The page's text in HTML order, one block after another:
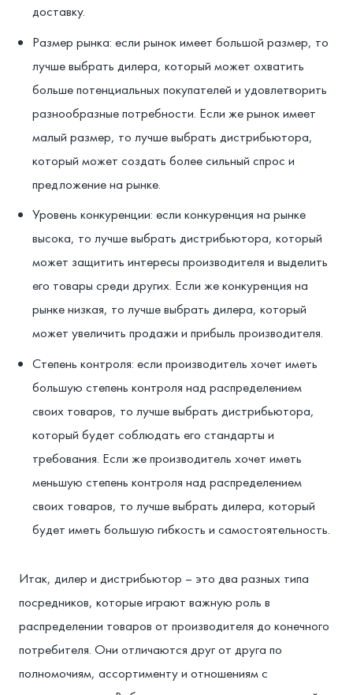
доставку.
Размер рынка: если рынок имеет большой размер, то
лучше выбрать дилера, который может охватить
больше потенциальных покупателей и удовлетворить
разнообразные потребности. Если же рынок имеет
малый размер, то лучше выбрать дистрибьютора,
который может создать более сильный спрос и
предложение на рынке.
Уровень конкуренции: если конкуренция на рынке
высока, то лучше выбрать дистрибьютора, который
может защитить интересы производителя и выделить
его товары среди других. Если же конкуренция на
рынке низкая, то лучше выбрать дилера, который
может увеличить продажи и прибыль производителя.
Степень контроля: если производитель хочет иметь
большую степень контроля над распределением
своих товаров, то лучше выбрать дистрибьютора,
который будет соблюдать его стандарты и
требования. Если же производитель хочет иметь
меньшую степень контроля над распределением
своих товаров, то лучше выбрать дилера, который
будет иметь большую гибкость и самостоятельность.
Итак, дилер и дистрибьютор – это два разных типа
посредников, которые играют важную роль в
распределении товаров от производителя до конечного
потребителя. Они отличаются друг от друга по
полномочиям, ассортименту и отношениям с